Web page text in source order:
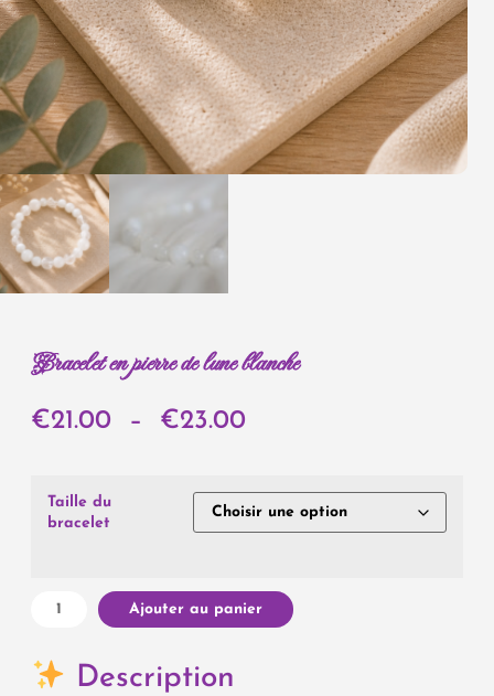
Bracelet en pierre de lune blanche
€21.00 – €23.00
Taille du
bracelet
Ajouter au panier
Description